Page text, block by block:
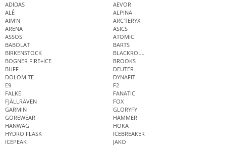
ADIDAS
AEVOR
ALÉ
ALPINA
AIM'N
ARC'TERYX
ARENA
ASICS
ASSOS
ATOMIC
BABOLAT
BARTS
BIRKENSTOCK
BLACKROLL
BOGNER FIRE+ICE
BROOKS
BUFF
DEUTER
DOLOMITE
DYNAFIT
E9
F2
FALKE
FANATIC
FJÄLLRÄVEN
FOX
GARMIN
GLORYFY
GOREWEAR
HAMMER
HANWAG
HOKA
HYDRO FLASK
ICEBREAKER
ICEPEAK
JAKO